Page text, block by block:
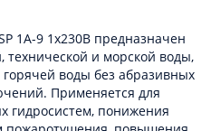
1A-9 1x230В предназначен
технической и морской воды,
воды без абразивных
Применяется для
гидросистем, понижения